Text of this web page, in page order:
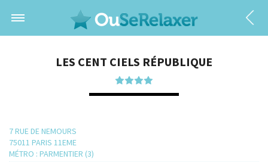
LES CENT CIELS RÉPUBLIQUE
7 RUE DE NEMOURS
75011 PARIS 11EME
MÉTRO : PARMENTIER (3)